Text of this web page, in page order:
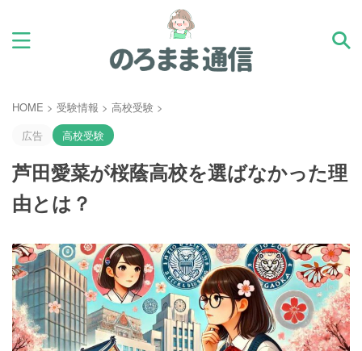
HOME > 受験情報 > 高校受験 >
広告
高校受験
芦田愛菜が桜蔭高校を選ばなかった理
由とは？